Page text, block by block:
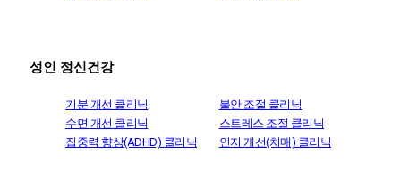
성인 정신건강
기분 개선 클리닉
불안 조절 클리닉
수면 개선 클리닉
스트레스 조절 클리닉
집중력 향상(ADHD) 클리닉
인지 개선(치매) 클리닉